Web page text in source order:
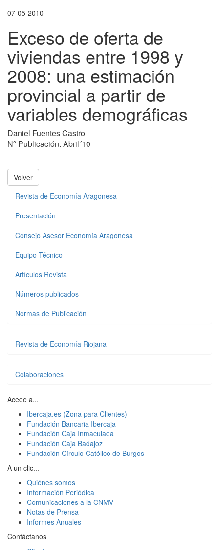
07-05-2010
Exceso de oferta de
viviendas entre 1998 y
2008: una estimación
provincial a partir de
variables demográficas
Daniel Fuentes Castro
Nº Publicación: Abril´10
Volver
Revista de Economía Aragonesa
Presentación
Consejo Asesor Economía Aragonesa
Equipo Técnico
Artículos Revista
Números publicados
Normas de Publicación
Revista de Economía Riojana
Colaboraciones
Acede a...
Ibercaja.es (Zona para Clientes)
Fundación Bancaria Ibercaja
Fundación Caja Inmaculada
Fundación Caja Badajoz
Fundación Círculo Católico de Burgos
A un clic...
Quiénes somos
Información Periódica
Comunicaciones a la CNMV
Notas de Prensa
Informes Anuales
Contáctanos